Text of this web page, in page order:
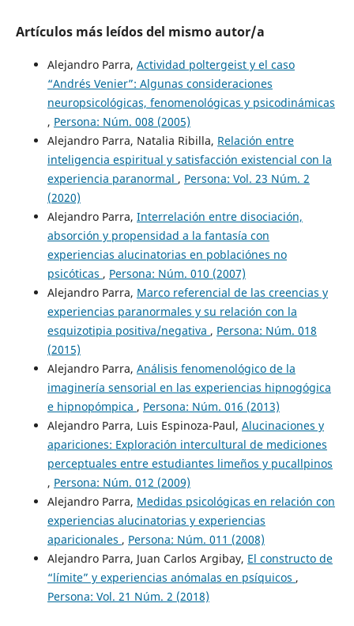
Artículos más leídos del mismo autor/a
Alejandro Parra, Actividad poltergeist y el caso
“Andrés Venier”: Algunas consideraciones
neuropsicológicas, fenomenológicas y psicodinámicas
, Persona: Núm. 008 (2005)
Alejandro Parra, Natalia Ribilla, Relación entre
inteligencia espiritual y satisfacción existencial con la
experiencia paranormal , Persona: Vol. 23 Núm. 2
(2020)
Alejandro Parra, Interrelación entre disociación,
absorción y propensidad a la fantasía con
experiencias alucinatorias en poblaciónes no
psicóticas , Persona: Núm. 010 (2007)
Alejandro Parra, Marco referencial de las creencias y
experiencias paranormales y su relación con la
esquizotipia positiva/negativa , Persona: Núm. 018
(2015)
Alejandro Parra, Análisis fenomenológico de la
imaginería sensorial en las experiencias hipnogógica
e hipnopómpica , Persona: Núm. 016 (2013)
Alejandro Parra, Luis Espinoza-Paul, Alucinaciones y
apariciones: Exploración intercultural de mediciones
perceptuales entre estudiantes limeños y pucallpinos
, Persona: Núm. 012 (2009)
Alejandro Parra, Medidas psicológicas en relación con
experiencias alucinatorias y experiencias
aparicionales , Persona: Núm. 011 (2008)
Alejandro Parra, Juan Carlos Argibay, El constructo de
“límite” y experiencias anómalas en psíquicos ,
Persona: Vol. 21 Núm. 2 (2018)